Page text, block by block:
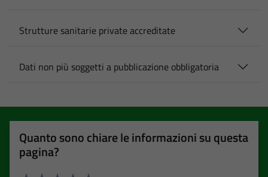
Strutture sanitarie private accreditate
Dati non più soggetti a pubblicazione obbligatoria
Quanto sono chiare le informazioni su questa
pagina?